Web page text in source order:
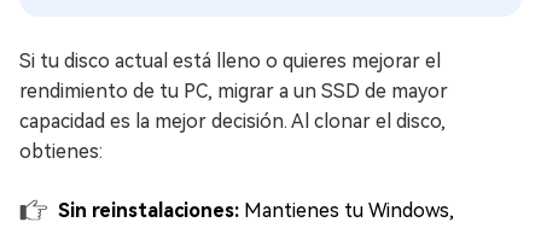
Si tu disco actual está lleno o quieres mejorar el
rendimiento de tu PC, migrar a un SSD de mayor
capacidad es la mejor decisión. Al clonar el disco,
obtienes:
Sin reinstalaciones: Mantienes tu Windows,